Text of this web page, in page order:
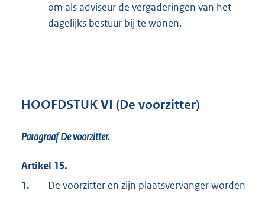
om als adviseur de vergaderingen van het
dagelijks bestuur bij te wonen.
HOOFDSTUK VI (De voorzitter)
Paragraaf De voorzitter.
Artikel 15.
1.
De voorzitter en zijn plaatsvervanger worden